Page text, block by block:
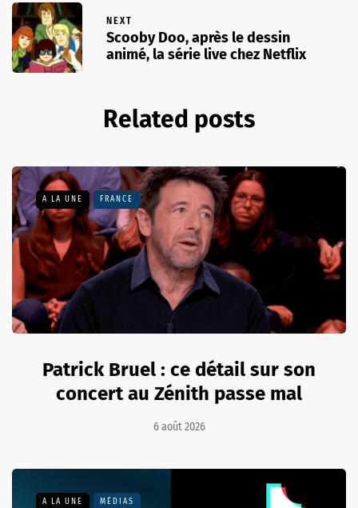
NEXT
Scooby Doo, après le dessin
animé, la série live chez Netflix
Related posts
A LA UNE FRANCE
Patrick Bruel : ce détail sur son
concert au Zénith passe mal
6 août 2026
A LA UNE MÉDIAS